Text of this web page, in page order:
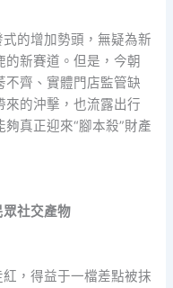
的增加勢頭，無疑為新
新賽道。但是，今朝
不齊、實體門店監管缺
來的沖擊，也流露出行
真正迎來“腳本殺”財產
眾社交產物
紅，得益于一檔差點被抹